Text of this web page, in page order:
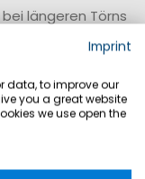
längeren Törns
Imprint
data, to improve our
you a great website
we use open the